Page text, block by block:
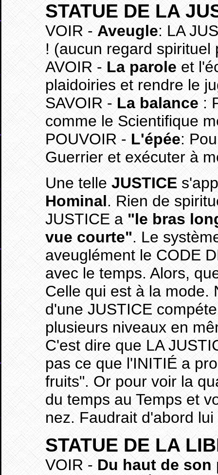
STATUE DE LA
VOIR - Aveugle: LA
! (aucun regard
AVOIR -La paroleet
plaidoiries et rendre le
SAVOIR -La balance :
comme le Scientifique
POUVOIR -L'épée:
Guerrier et exécuter à
Une telle JUSTICE
Hominal. Rien de
JUSTICE a "le bras
vue courte". Le
aveuglément le CODE
avec le temps. Alors,
Celle qui est à la mode.
d'une JUSTICE
plusieurs niveaux en
C'est dire que LA
pas ce que l'INITIÉ a
fruits". Or pour voir la
du temps au Temps et
nez. Faudrait d'abord
STATUE DE LA
VOIR - Du haut de